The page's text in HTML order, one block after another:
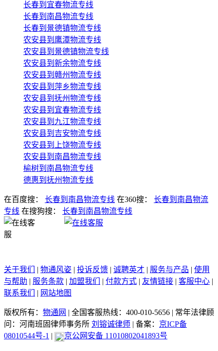
长春到宜春物流专线
长春到南昌物流专线
长春到景德镇物流专线
农安县到鹰潭物流专线
农安县到景德镇物流专线
农安县到新余物流专线
农安县到赣州物流专线
农安县到萍乡物流专线
农安县到抚州物流专线
农安县到宜春物流专线
农安县到九江物流专线
农安县到吉安物流专线
农安县到上饶物流专线
农安县到南昌物流专线
榆树到南昌物流专线
德惠到抚州物流专线
在百度搜： 长春到南昌物流专线 在360搜：
长春到南昌物流
专线 在搜狗搜： 长春到南昌物流专线
关于我们 物通风姿 投诉反馈 诚聘英才 服务与产品
使用
与帮助
服务条款 加盟我们 付款方式 友情链接 客服中心
联系我们
网站地图
版权所有： 物通网 全国客服热线：400-010-5656
常年法律顾
问：河南班固律师事务所 刘镕诚律师 备案： 京ICP备
08010544号-1
京公网安备 11010802041893号